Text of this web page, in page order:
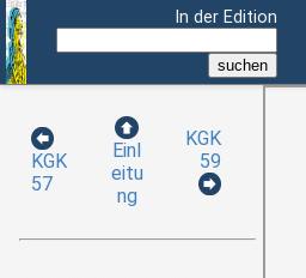
In der Edition
KGK
57
Einl
eitu
ng
KGK
59